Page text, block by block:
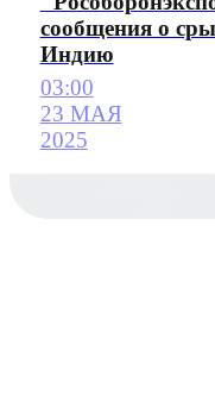
сообщения о
Индию
03:00
23 МАЯ
2025